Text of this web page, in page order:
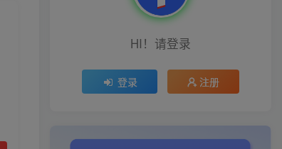
HI！请登录
登录 注册